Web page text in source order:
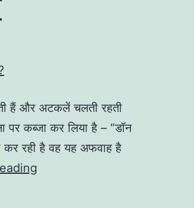
हैं और अटकलें चलती रहती
पर कब्जा कर लिया है – “डॉन
कर रही है वह यह अफवाह है